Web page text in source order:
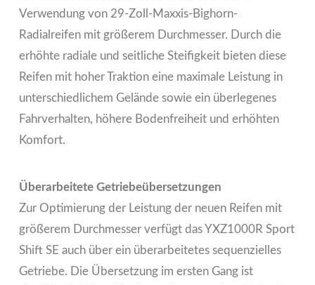
Verwendung von 29-Zoll-Maxxis-Bighorn-
Radialreifen mit größerem Durchmesser. Durch die
erhöhte radiale und seitliche Steifigkeit bieten diese
Reifen mit hoher Traktion eine maximale Leistung in
unterschiedlichem Gelände sowie ein überlegenes
Fahrverhalten, höhere Bodenfreiheit und erhöhten
Komfort.
Überarbeitete Getriebeübersetzungen
Zur Optimierung der Leistung der neuen Reifen mit
größerem Durchmesser verfügt das YXZ1000R Sport
Shift SE auch über ein überarbeitetes sequenzielles
Getriebe. Die Übersetzung im ersten Gang ist